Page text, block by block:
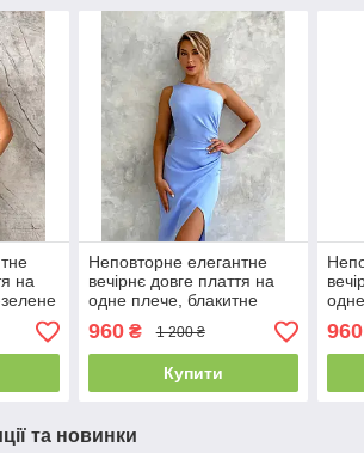
на
Неповторне елегантне
вечірнє довге плаття на
одне плече, блакитне
960₴ 1 200 ₴
Купити
960
та новинки